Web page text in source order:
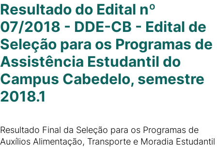
Resultado do Edital nº
07/2018 - DDE-CB - Edital de
Seleção para os Programas de
Assistência Estudantil do
Campus Cabedelo, semestre
2018.1
Resultado Final da Seleção para os Programas de
Auxílios Alimentação, Transporte e Moradia Estudantil